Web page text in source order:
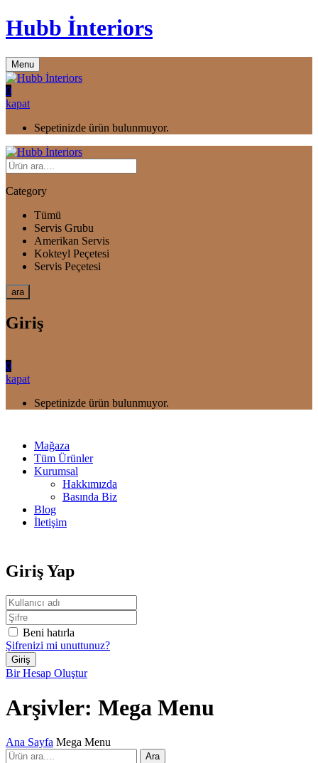
Hubb İnteriors
Menu
0
kapat
Sepetinizde ürün bulunmuyor.
Category
Tümü
Servis Grubu
Amerikan Servis
Kokteyl Peçetesi
Servis Peçetesi
ara
Giriş
0
kapat
Sepetinizde ürün bulunmuyor.
Mağaza
Tüm Ürünler
Kurumsal
Hakkımızda
Basında Biz
Blog
İletişim
Giriş Yap
Beni hatırla
Şifrenizi mi unuttunuz?
Bir Hesap Oluştur
Arşivler: Mega Menu
Ana Sayfa Mega Menu
Ara